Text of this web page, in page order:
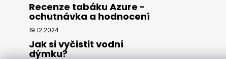
Recenze tabáku Azure -
ochutnávka a hodnocení
19.12.2024
Jak si vyčistit vodní
dýmku?